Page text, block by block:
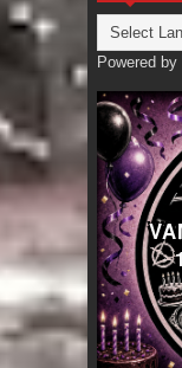
Powered by